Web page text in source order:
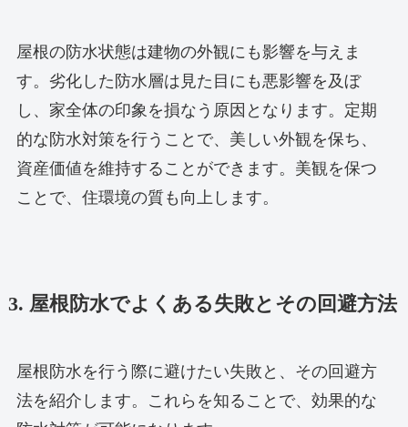
屋根の防水状態は建物の外観にも影響を与えま
す。劣化した防水層は見た目にも悪影響を及ぼ
し、家全体の印象を損なう原因となります。定期
的な防水対策を行うことで、美しい外観を保ち、
資産価値を維持することができます。美観を保つ
ことで、住環境の質も向上します。
3. 屋根防水でよくある失敗とその回避方法
屋根防水を行う際に避けたい失敗と、その回避方
法を紹介します。これらを知ることで、効果的な